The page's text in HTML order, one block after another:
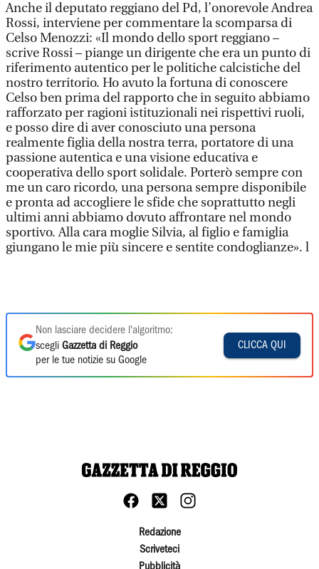
Anche il deputato reggiano del Pd, l’onorevole Andrea
Rossi, interviene per commentare la scomparsa di
Celso Menozzi: «Il mondo dello sport reggiano –
scrive Rossi – piange un dirigente che era un punto di
riferimento autentico per le politiche calcistiche del
nostro territorio. Ho avuto la fortuna di conoscere
Celso ben prima del rapporto che in seguito abbiamo
rafforzato per ragioni istituzionali nei rispettivi ruoli,
e posso dire di aver conosciuto una persona
realmente figlia della nostra terra, portatore di una
passione autentica e una visione educativa e
cooperativa dello sport solidale. Porterò sempre con
me un caro ricordo, una persona sempre disponibile
e pronta ad accogliere le sfide che soprattutto negli
ultimi anni abbiamo dovuto affrontare nel mondo
sportivo. Alla cara moglie Silvia, al figlio e famiglia
giungano le mie più sincere e sentite condoglianze». l
Non lasciare decidere l'algoritmo:
scegli Gazzetta di Reggio
per le tue notizie su Google
CLICCA QUI
Redazione
Scriveteci
Pubblicità